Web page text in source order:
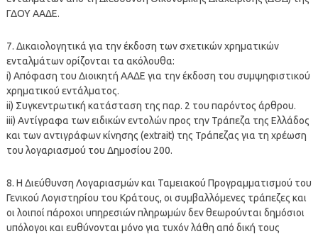
ΓΔΟΥ ΑΑΔΕ.
7. Δικαιολογητικά για την έκδοση των σχετικών χρηματικών
ενταλμάτων ορίζονται τα ακόλουθα:
i) Απόφαση του Διοικητή ΑΑΔΕ για την έκδοση του συμψηφιστικού
χρηματικού εντάλματος.
ii) Συγκεντρωτική κατάσταση της παρ. 2 του παρόντος άρθρου.
iii) Αντίγραφα των ειδικών εντολών προς την Τράπεζα της Ελλάδος
και των αντιγράφων κίνησης (extrait) της Τράπεζας για τη χρέωση
του λογαριασμού του Δημοσίου 200.
8. Η Διεύθυνση Λογαριασμών και Ταμειακού Προγραμματισμού του
Γενικού Λογιστηρίου του Κράτους, οι συμβαλλόμενες τράπεζες και
οι λοιποί πάροχοι υπηρεσιών πληρωμών δεν θεωρούνται δημόσιοι
υπόλογοι και ευθύνονται μόνο για τυχόν λάθη από δική τους